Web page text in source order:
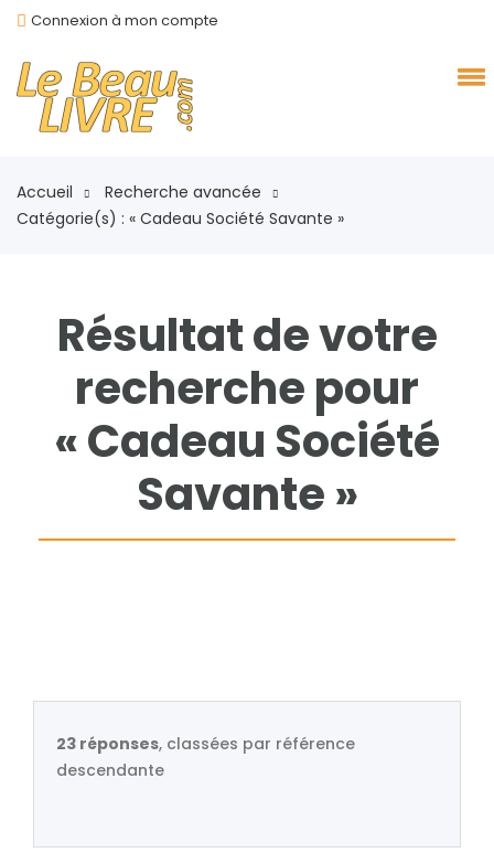
Connexion à mon compte
Accueil
Recherche avancée
Catégorie(s) : « Cadeau Société Savante »
Résultat de votre
recherche pour
« Cadeau Société
Savante »
23 réponses, classées par référence
descendante